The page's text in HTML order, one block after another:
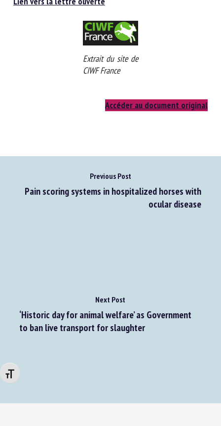
Changer la taille de la police
Extrait du site de
Previous Post
Pain scoring systems in hospitalized horses with
Next Post
‘Historic day for animal welfare’ as Government
Les champs suivis de * sont obligatoires